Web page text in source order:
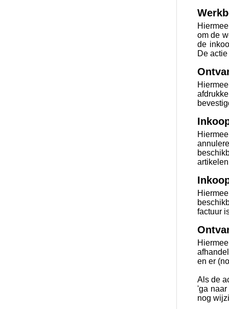
om de
de
De
factuur
en er
Als de
'ga
nog